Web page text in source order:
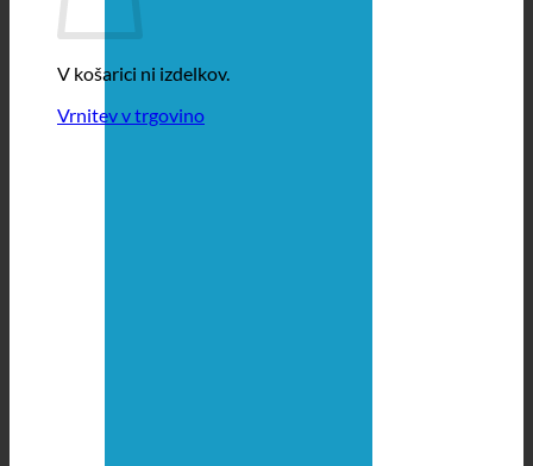
V košarici ni izdelkov.
Vrnitev v trgovino